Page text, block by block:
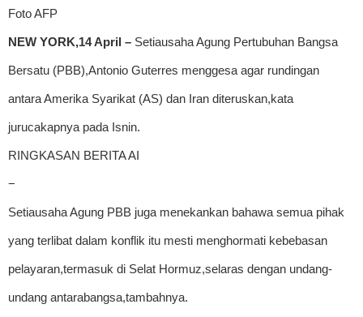
Foto AFP
NEW YORK,14 April – Setiausaha Agung Pertubuhan Bangsa
Bersatu (PBB),Antonio Guterres menggesa agar rundingan
antara Amerika Syarikat (AS) dan Iran diteruskan,kata
jurucakapnya pada Isnin.
RINGKASAN BERITA AI
−
Setiausaha Agung PBB juga menekankan bahawa semua pihak
yang terlibat dalam konflik itu mesti menghormati kebebasan
pelayaran,termasuk di Selat Hormuz,selaras dengan undang-
undang antarabangsa,tambahnya.